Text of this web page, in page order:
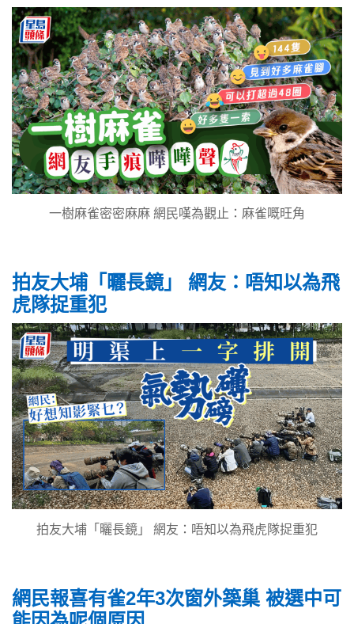
一樹麻雀密密麻麻 網民嘆為觀止：麻雀嘅旺角
拍友大埔「曬長鏡」 網友：唔知以為飛
虎隊捉重犯
拍友大埔「曬長鏡」 網友：唔知以為飛虎隊捉重犯
網民報喜有雀2年3次窗外築巢 被選中可